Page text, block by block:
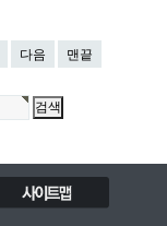
다음 맨끝